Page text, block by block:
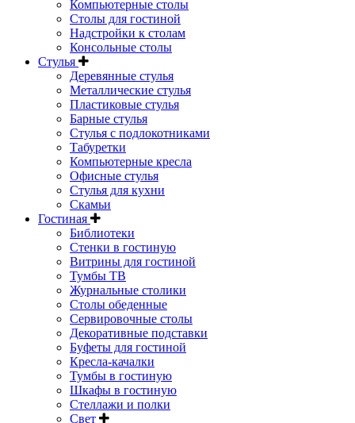
Компьютерные столы
Столы для гостиной
Надстройки к столам
Консольные столы
Стулья
Деревянные стулья
Металлические стулья
Пластиковые стулья
Барные стулья
Стулья с подлокотниками
Табуретки
Компьютерные кресла
Офисные стулья
Стулья для кухни
Скамьи
Гостиная
Библиотеки
Стенки в гостиную
Витрины для гостиной
Тумбы ТВ
Журнальные столики
Столы обеденные
Сервировочные столы
Декоративные подставки
Буфеты для гостиной
Кресла-качалки
Тумбы в гостиную
Шкафы в гостиную
Стеллажи и полки
Свет